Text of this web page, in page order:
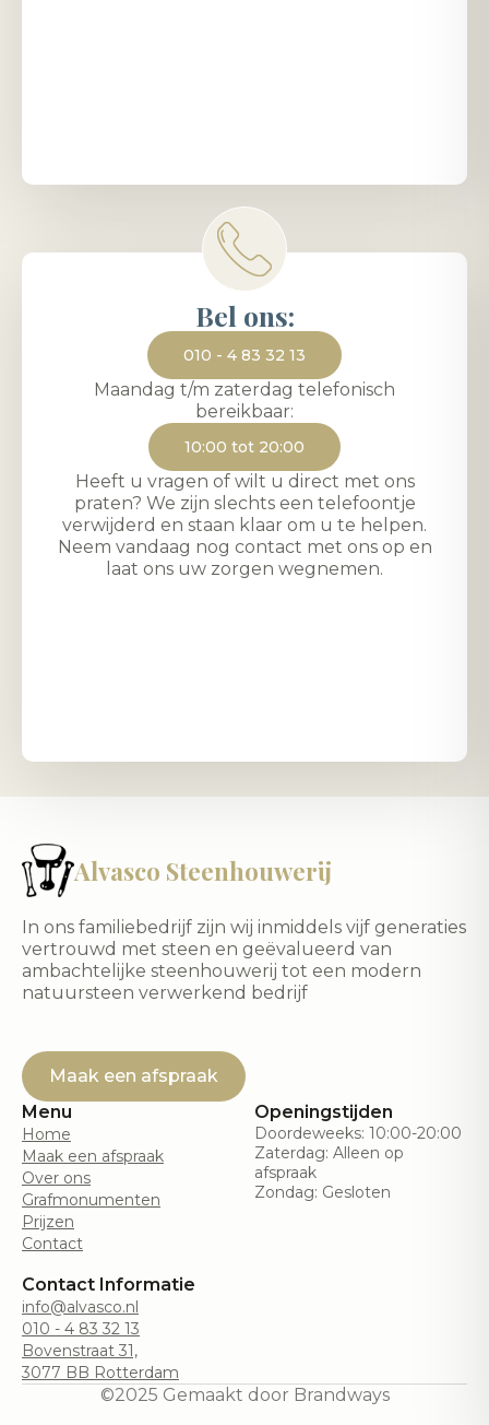
Bel ons:
010 - 4 83 32 13
Maandag t/m zaterdag telefonisch
bereikbaar:
10:00 tot 20:00
Heeft u vragen of wilt u direct met ons
praten? We zijn slechts een telefoontje
verwijderd en staan klaar om u te helpen.
Neem vandaag nog contact met ons op en
laat ons uw zorgen wegnemen.
Alvasco Steenhouwerij
In ons familiebedrijf zijn wij inmiddels vijf generaties
vertrouwd met steen en geëvalueerd van
ambachtelijke steenhouwerij tot een modern
natuursteen verwerkend bedrijf
Maak een afspraak
Menu
Home
Maak een afspraak
Over ons
Grafmonumenten
Prijzen
Contact
Openingstijden
Doordeweeks: 10:00-20:00
Zaterdag: Alleen op
afspraak
Zondag: Gesloten
Contact Informatie
info@alvasco.nl
010 - 4 83 32 13
Bovenstraat 31,
3077 BB Rotterdam
©2025 Gemaakt door Brandways